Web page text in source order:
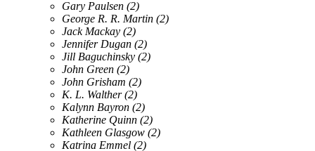
Gary Paulsen (2)
George R. R. Martin (2)
Jack Mackay (2)
Jennifer Dugan (2)
Jill Baguchinsky (2)
John Green (2)
John Grisham (2)
K. L. Walther (2)
Kalynn Bayron (2)
Katherine Quinn (2)
Kathleen Glasgow (2)
Katrina Emmel (2)